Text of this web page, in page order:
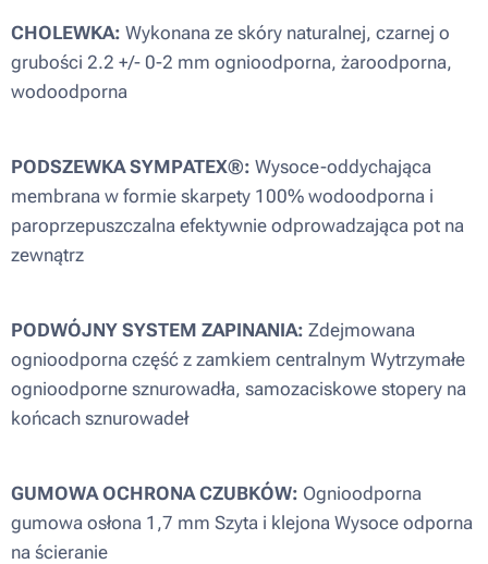
CHOLEWKA: Wykonana ze skóry naturalnej, czarnej o
grubości 2.2 +/- 0-2 mm ognioodporna, żaroodporna,
wodoodporna
PODSZEWKA SYMPATEX®: Wysoce-oddychająca
membrana w formie skarpety 100% wodoodporna i
paroprzepuszczalna efektywnie odprowadzająca pot na
zewnątrz
PODWÓJNY SYSTEM ZAPINANIA: Zdejmowana
ognioodporna część z zamkiem centralnym Wytrzymałe
ognioodporne sznurowadła, samozaciskowe stopery na
końcach sznurowadeł
GUMOWA OCHRONA CZUBKÓW: Ognioodporna
gumowa osłona 1,7 mm Szyta i klejona Wysoce odporna
na ścieranie